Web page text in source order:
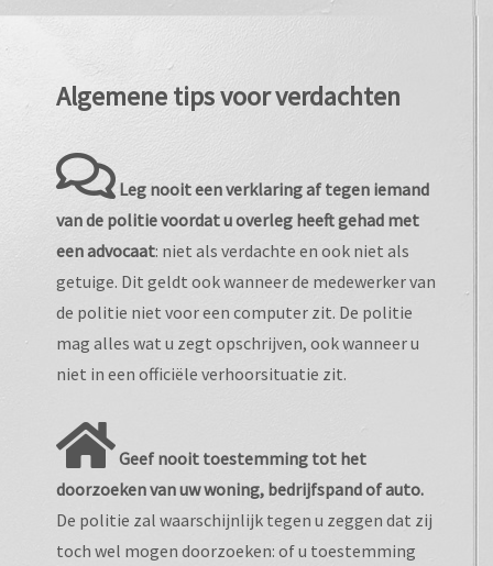
Algemene tips voor verdachten
Leg nooit een verklaring af tegen iemand
van de politie voordat u overleg heeft gehad met
een advocaat: niet als verdachte en ook niet als
getuige. Dit geldt ook wanneer de medewerker van
de politie niet voor een computer zit. De politie
mag alles wat u zegt opschrijven, ook wanneer u
niet in een officiële verhoorsituatie zit.
Geef nooit toestemming tot het
doorzoeken van uw woning, bedrijfspand of auto.
De politie zal waarschijnlijk tegen u zeggen dat zij
toch wel mogen doorzoeken: of u toestemming